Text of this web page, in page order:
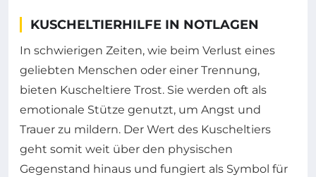
KUSCHELTIERHILFE IN NOTLAGEN
In schwierigen Zeiten, wie beim Verlust eines
geliebten Menschen oder einer Trennung,
bieten Kuscheltiere Trost. Sie werden oft als
emotionale Stütze genutzt, um Angst und
Trauer zu mildern. Der Wert des Kuscheltiers
geht somit weit über den physischen
Gegenstand hinaus und fungiert als Symbol für